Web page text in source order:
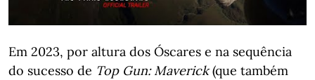
Em 2023, por altura dos Óscares e na sequência
do sucesso de Top Gun: Maverick(que também